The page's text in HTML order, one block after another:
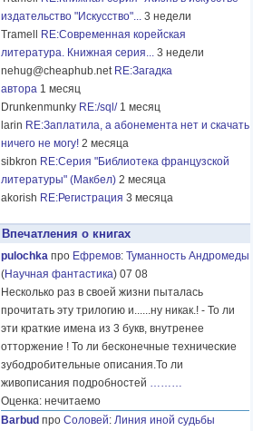
издательство "Искусство"... 3 недели
Tramell
RE:Современная корейская
литература. Книжная серия... 3 недели
nehug@cheaphub.net RE:Загадка
автора 1 месяц
Drunkenmunky RE:/sql/ 1 месяц
larin RE:Заплатила, а абонемента нет и скачать
ничего не могу! 2 месяца
sibkron RE:Серия "Библиотека французской
литературы" (Макбел) 2 месяца
akorish RE:Регистрация 3 месяца
Впечатления о книгах
pulochka про Ефремов: Туманность Андромеды
(Научная фантастика) 07 08
Несколько раз в своей жизни пыталась
прочитать эту трилогию и......ну никак.! - То ли
эти краткие имена из 3 букв, внутренее
отторжение ! То ли бесконечные технические
зубодробительные описания.То ли
живописания подробностей ………
Оценка: нечитаемо
Barbud про Соловей: Линия иной судьбы